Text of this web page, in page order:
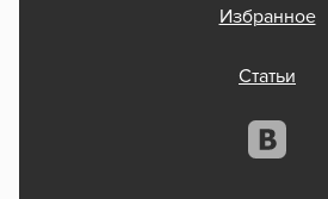
Избранное
Статьи